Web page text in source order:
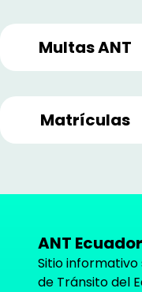
Multas ANT
Matrículas
ANT Ecuador
Sitio
de Tránsito del